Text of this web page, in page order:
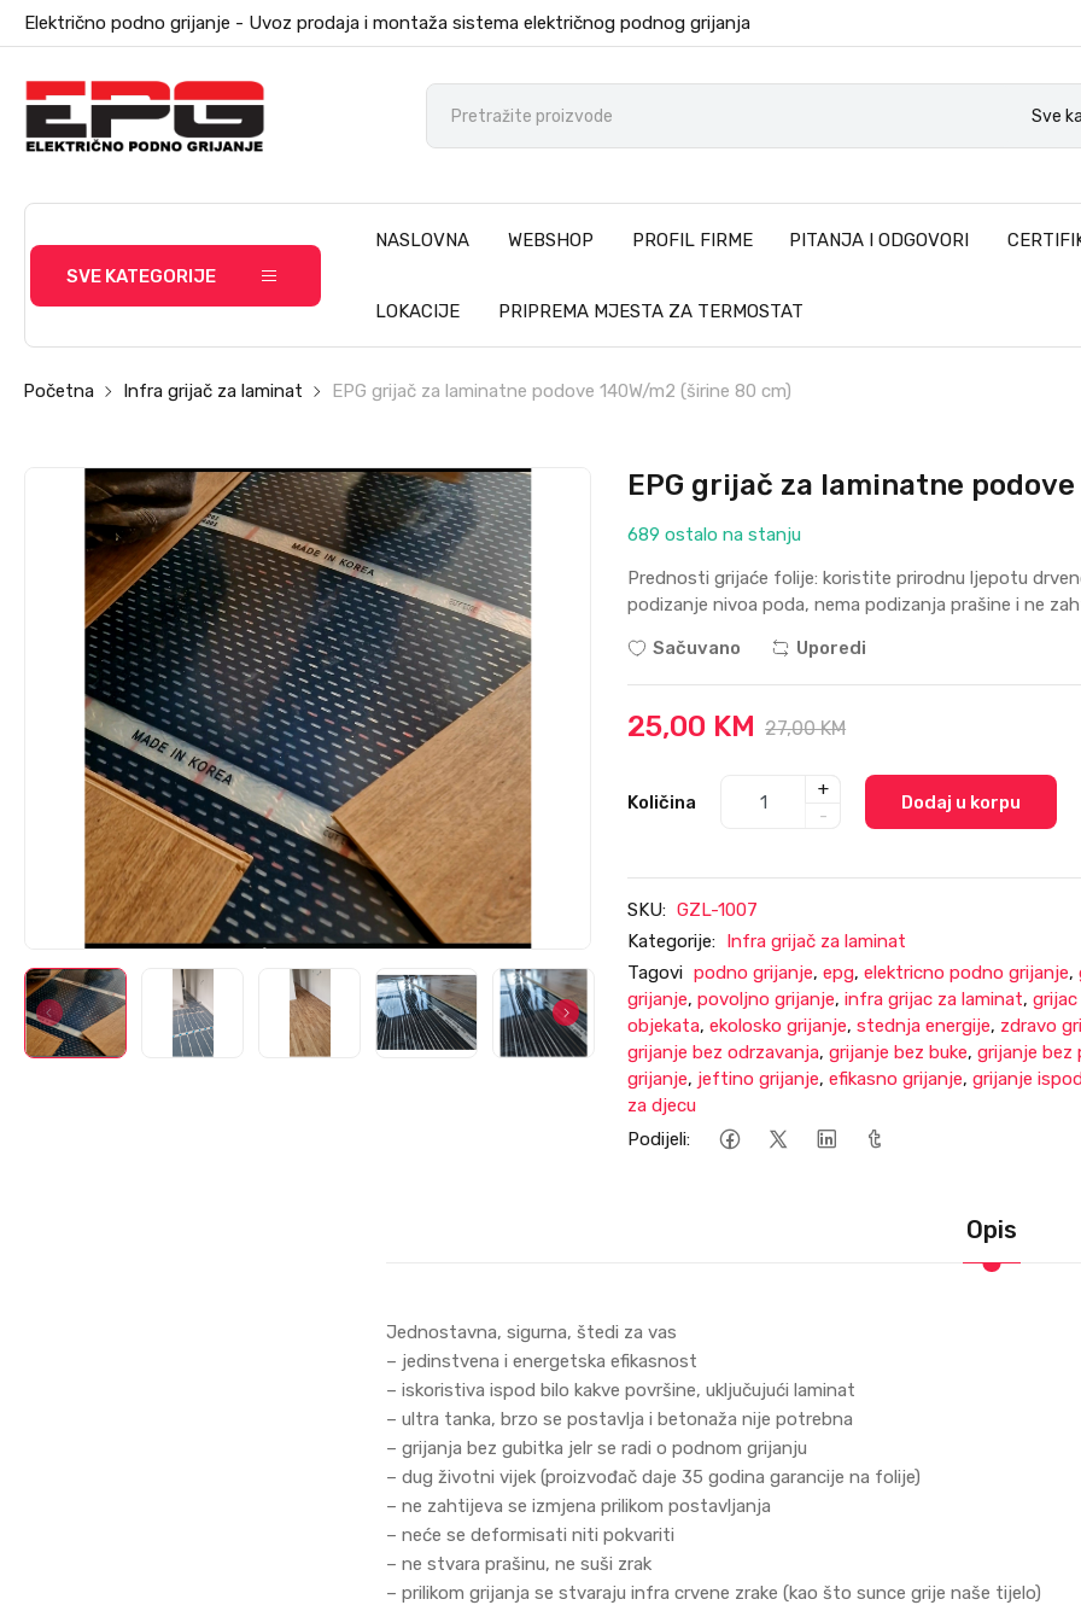
Električno podno grijanje - Uvoz prodaja i montaža sistema električnog podnog grijanja
Sve
SVE KATEGORIJE
NASLOVNA WEBSHOP PROFIL FIRME PITANJA I ODGOVORI
LOKACIJE PRIPREMA MJESTA ZA TERMOSTAT
Početna Infra grijač za laminat EPG grijač za laminatne podove 140W/m2 (širine 80 cm)
EPG grijač za laminatne
689 ostalo na stanju
Prednosti grijaće folije: koristite prirodnu ljepotu
podizanje nivoa poda, nema podizanja prašine i ne
Sačuvano
Uporedi
25,00 KM 27,00 KM
Količina
+
-
Dodaj u korpu
SKU: GZL-1007
Kategorije: Infra grijač za laminat
Tagovi podno grijanje,epg,elektricno podno grijanje,
grijanje,povoljno grijanje,infra grijac za laminat,
objekata,ekolosko grijanje,stednja energije, zdravo
grijanje bez odrzavanja,grijanje bez buke,grijanje bez
grijanje, jeftino grijanje,efikasno grijanje,grijanje
za djecu
Podijeli:
Opis
Jednostavna, sigurna, štedi za vas
– jedinstvena i energetska efikasnost
– iskoristiva ispod bilo kakve površine, uključujući laminat
– ultra tanka, brzo se postavlja i betonaža nije potrebna
– grijanja bez gubitka jelr se radi o podnom grijanju
– dug životni vijek (proizvođač daje 35 godina garancije na folije)
– ne zahtijeva se izmjena prilikom postavljanja
– neće se deformisati niti pokvariti
– ne stvara prašinu, ne suši zrak
– prilikom grijanja se stvaraju infra crvene zrake (kao što sunce grije naše tijelo)